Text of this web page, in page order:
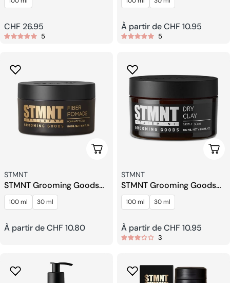
Prix
CHF 26.95
5
Prix
À partir de CHF 10.95
5
Choisissez Les Options
Fournisseur:
STMNT
STMNT Grooming Goods
Pommade Fibres
100 ml 30 ml
Prix
À partir de CHF 10.80
Fournisseur:
STMNT
STMNT Grooming Goods
Argile Sèche
100 ml 30 ml
Prix
À partir de CHF 10.95
3